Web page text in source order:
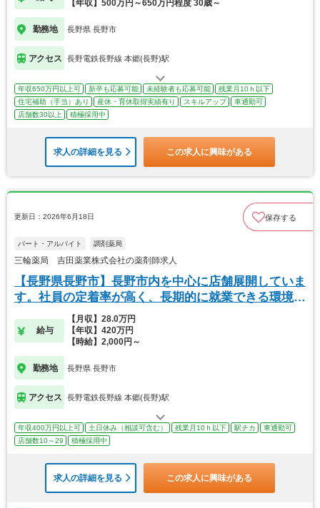
【年収】500万円～650万円程度 30歳～
勤務地 長野県 長野市
アクセス 長野電鉄長野線 本郷(長野)駅
年収650万円以上可 新卒も応募可能 未経験者も応募可能
残業月10ｈ以下
住宅補助（手当）あり
産休・育休取得実績有り スキルアップ
車通勤可
店舗数30以上
積極採用中
求人の詳細を見る この求人に興味がある
更新日：2026年6月18日 保存する
パート・アルバイト 調剤薬局
三輪薬局 吉田薬業株式会社の薬剤師求人
【長野県長野市】長野市内を中心に店舗展開していま
す。社員の定着率が高く、長期的に就業できる環境が
給与
【月収】28.0万円
【年収】420万円
【時給】2,000円～
勤務地 長野県 長野市
アクセス 長野電鉄長野線 本郷(長野)駅
年収400万円以上可 土日休み（相談可含む） 残業月10ｈ以下 駅チカ
車通勤可
店舗数10～29
積極採用中
求人の詳細を見る この求人に興味がある